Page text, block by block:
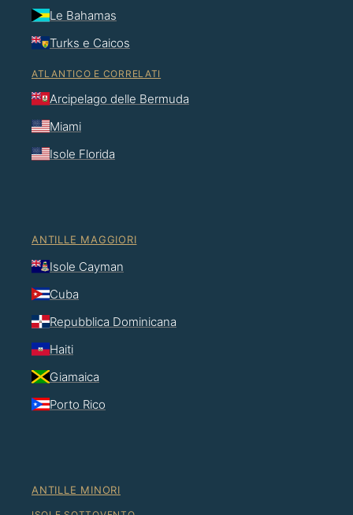
Le Bahamas
Turks e Caicos
ATLANTICO E CORRELATI
Arcipelago delle Bermuda
Miami
Isole Florida
ANTILLE MAGGIORI
Isole Cayman
Cuba
Repubblica Dominicana
Haiti
Giamaica
Porto Rico
ANTILLE MINORI